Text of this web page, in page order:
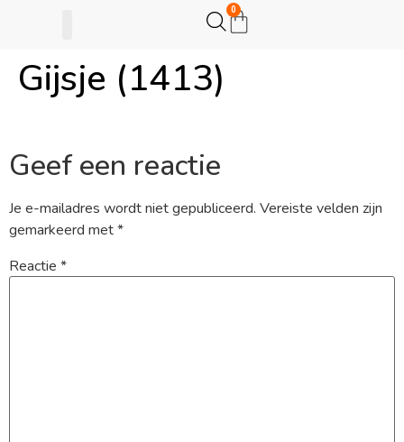
0
Gijsje (1413)
Geef een reactie
Je e-mailadres wordt niet gepubliceerd. Vereiste velden zijn
gemarkeerd met*
Reactie *